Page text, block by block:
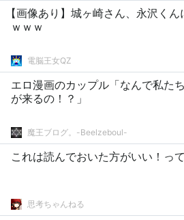
【画像あり】城ヶ崎さん、永沢く
ｗｗｗ
電脳王女QZ
エロ漫画のカップル「なんで私た
が来るの！？」
魔王ブログ。-Beelzeboul-
これは読んでおいた方がいい！っ
思考ちゃんねる